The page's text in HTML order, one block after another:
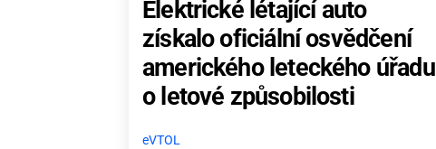
Elektrické létající auto
získalo oficiální osvědčení
amerického leteckého úřadu
o letové způsobilosti
eVTOL